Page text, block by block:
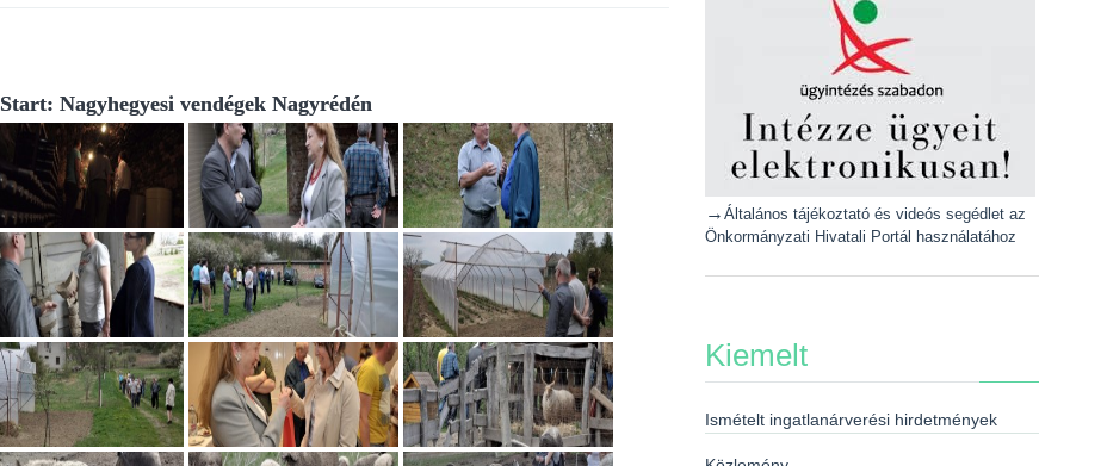
Start: Nagyhegyesi vendégek Nagyrédén
→ Általános tájékoztató és videós segédlet az
Önkormányzati Hivatali Portál használatához
Kiemelt
Ismételt ingatlanárverési hirdetmények